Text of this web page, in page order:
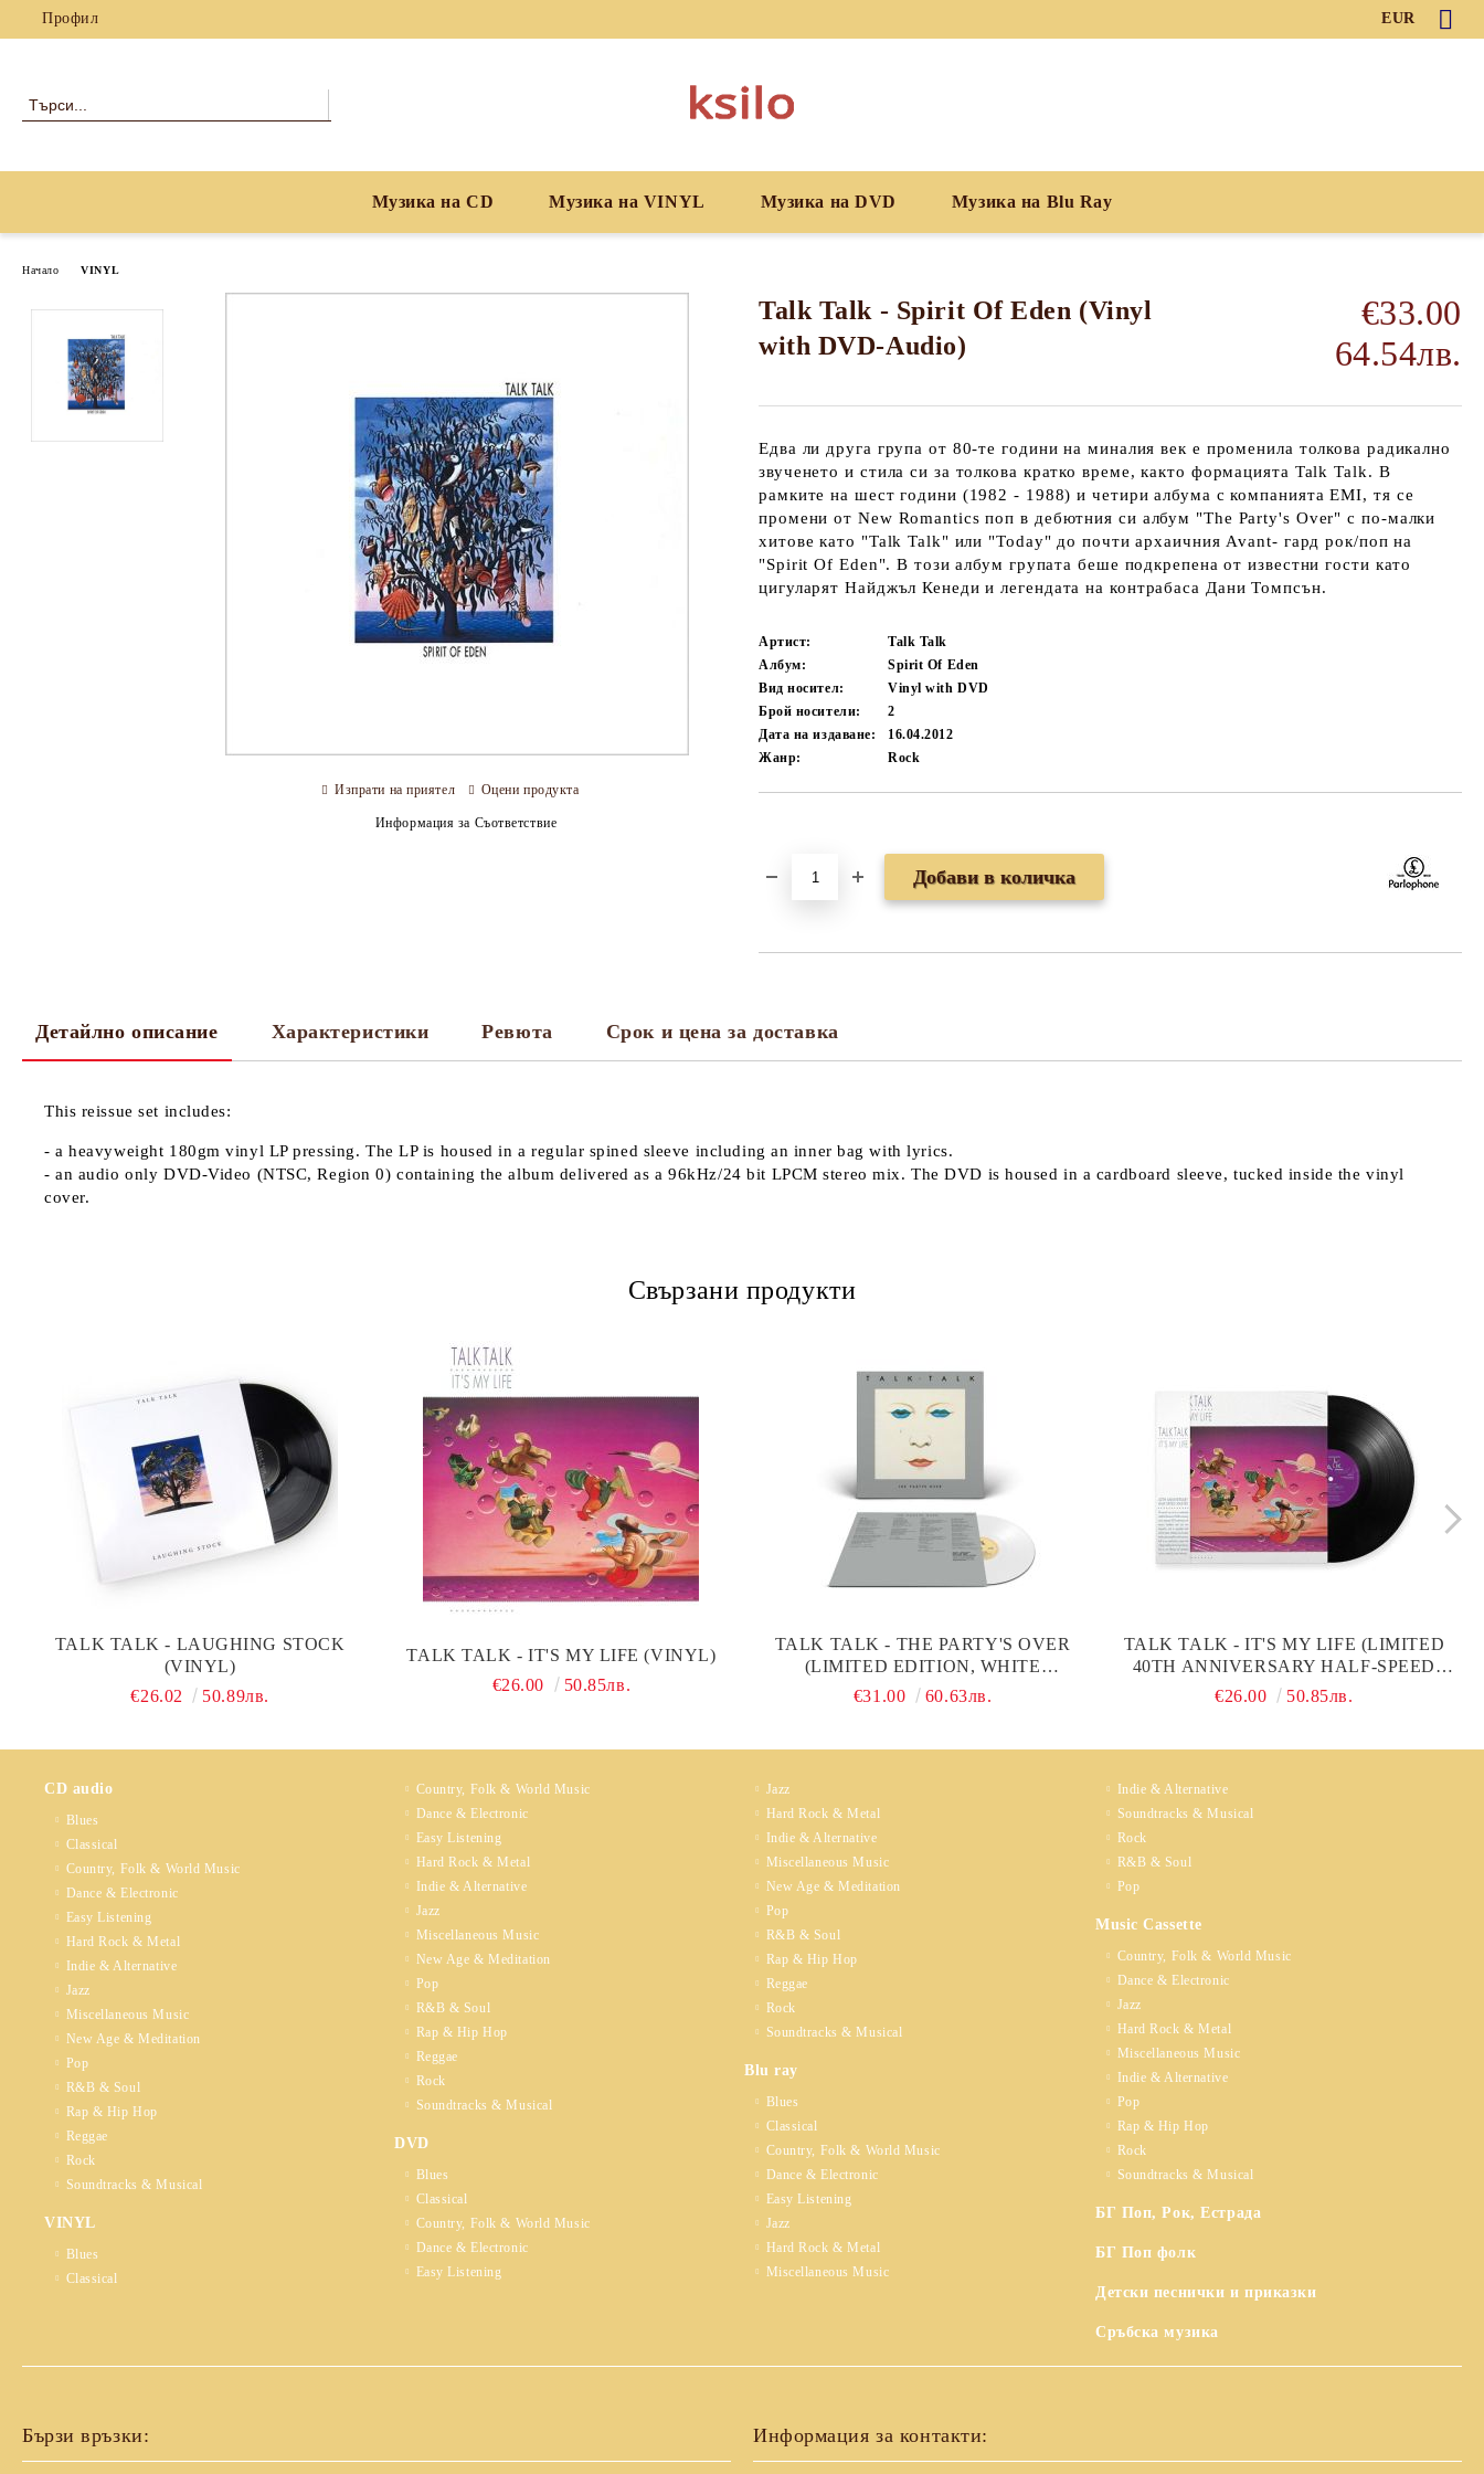
Профил EUR
Музика на CD Музика на VINYL Музика на DVD Музика на Blu Ray
Начало VINYL
Talk Talk - Spirit Of Eden (Vinyl
with DVD-Audio)
€33.00
64.54лв.
Едва ли друга група от 80-те години на миналия век е променила толкова радикално
звученето и стила си за толкова кратко време, както формацията Talk Talk. В
рамките на шест години (1982 - 1988) и четири албума с компанията EMI, тя се
промени от New Romantics поп в дебютния си албум "The Party's Over" с по-малки
хитове като "Talk Talk" или "Today" до почти архаичния Avant- гард рок/поп на
"Spirit Of Eden". В този албум групата беше подкрепена от известни гости като
цигуларят Найджъл Кенеди и легендата на контрабаса Дани Томпсън.
Артист:
Talk Talk
Албум:
Spirit Of Eden
Вид носител:
Vinyl with DVD
Брой носители:
2
Дата на издаване:
16.04.2012
Жанр:
Rock
Изпрати на приятел Оцени продукта
Информация за Съответствие
Детайлно описание Характеристики Ревюта Срок и цена за доставка
This reissue set includes:
- a heavyweight 180gm vinyl LP pressing. The LP is housed in a regular spined sleeve including an inner bag with lyrics.
- an audio only DVD-Video (NTSC, Region 0) containing the album delivered as a 96kHz/24 bit LPCM stereo mix. The DVD is housed in a cardboard sleeve, tucked inside the vinyl
cover.
Свързани продукти
TALK TALK - LAUGHING STOCK
(VINYL)
€26.02
50.89лв.
TALK TALK - IT'S MY LIFE (VINYL)
€26.00
50.85лв.
TALK TALK - THE PARTY'S OVER
(LIMITED EDITION, WHITE
COLOURED) (VINYL)
€31.00 60.63лв.
TALK TALK - IT'S MY LIFE (LIMITED
40TH ANNIVERSARY HALF-SPEED
MASTER) (VINYL)
€26.00 50.85лв.
CD audio
Blues
Classical
Country, Folk & World Music
Dance & Electronic
Easy Listening
Hard Rock & Metal
Indie & Alternative
Jazz
Miscellaneous Music
New Age & Meditation
Pop
R&B & Soul
Rap & Hip Hop
Reggae
Rock
Soundtracks & Musical
VINYL
Blues
Classical
Country, Folk & World Music
Dance & Electronic
Easy Listening
Hard Rock & Metal
Indie & Alternative
Jazz
Miscellaneous Music
New Age & Meditation
Pop
R&B & Soul
Rap & Hip Hop
Reggae
Rock
Soundtracks & Musical
DVD
Blues
Classical
Country, Folk & World Music
Dance & Electronic
Easy Listening
Jazz
Hard Rock & Metal
Indie & Alternative
Miscellaneous Music
New Age & Meditation
Pop
R&B & Soul
Rap & Hip Hop
Reggae
Rock
Soundtracks & Musical
Blu ray
Blues
Classical
Country, Folk & World Music
Dance & Electronic
Easy Listening
Jazz
Hard Rock & Metal
Miscellaneous Music
Indie & Alternative
Soundtracks & Musical
Rock
R&B & Soul
Pop
Music Cassette
Country, Folk & World Music
Dance & Electronic
Jazz
Hard Rock & Metal
Miscellaneous Music
Indie & Alternative
Pop
Rap & Hip Hop
Rock
Soundtracks & Musical
БГ Поп, Рок, Естрада
БГ Поп фолк
Детски песнички и приказки
Сръбска музика
Бързи връзки: Информация за контакти: